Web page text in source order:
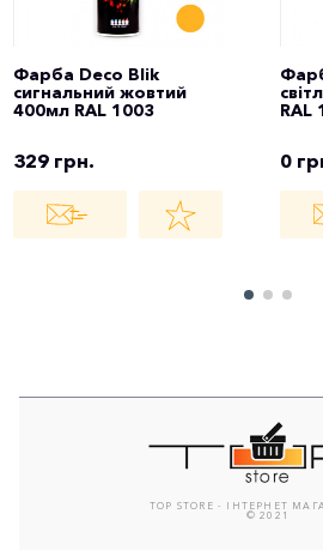
Фарба Deco Blik
сигнальний жовтий
400мл RAL 1003
329 грн.
RAL
0
TOP STORE - ІНТЕРНЕТ
© 2021